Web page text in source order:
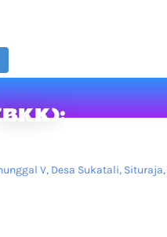
V, Desa Sukatali,